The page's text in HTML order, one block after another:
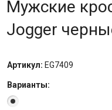
Мужские
Jogger
Артикул: EG7409
Варианты: